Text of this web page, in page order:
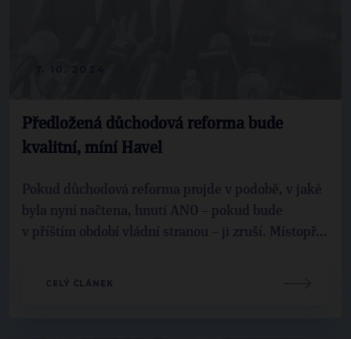
Předložená důchodová reforma bude
kvalitní, míní Havel
Pokud důchodová reforma projde v podobě, v jaké
byla nyní načtena, hnutí ANO – pokud bude
v příštím období vládní stranou – ji zruší. Místopř...
CELÝ ČLÁNEK